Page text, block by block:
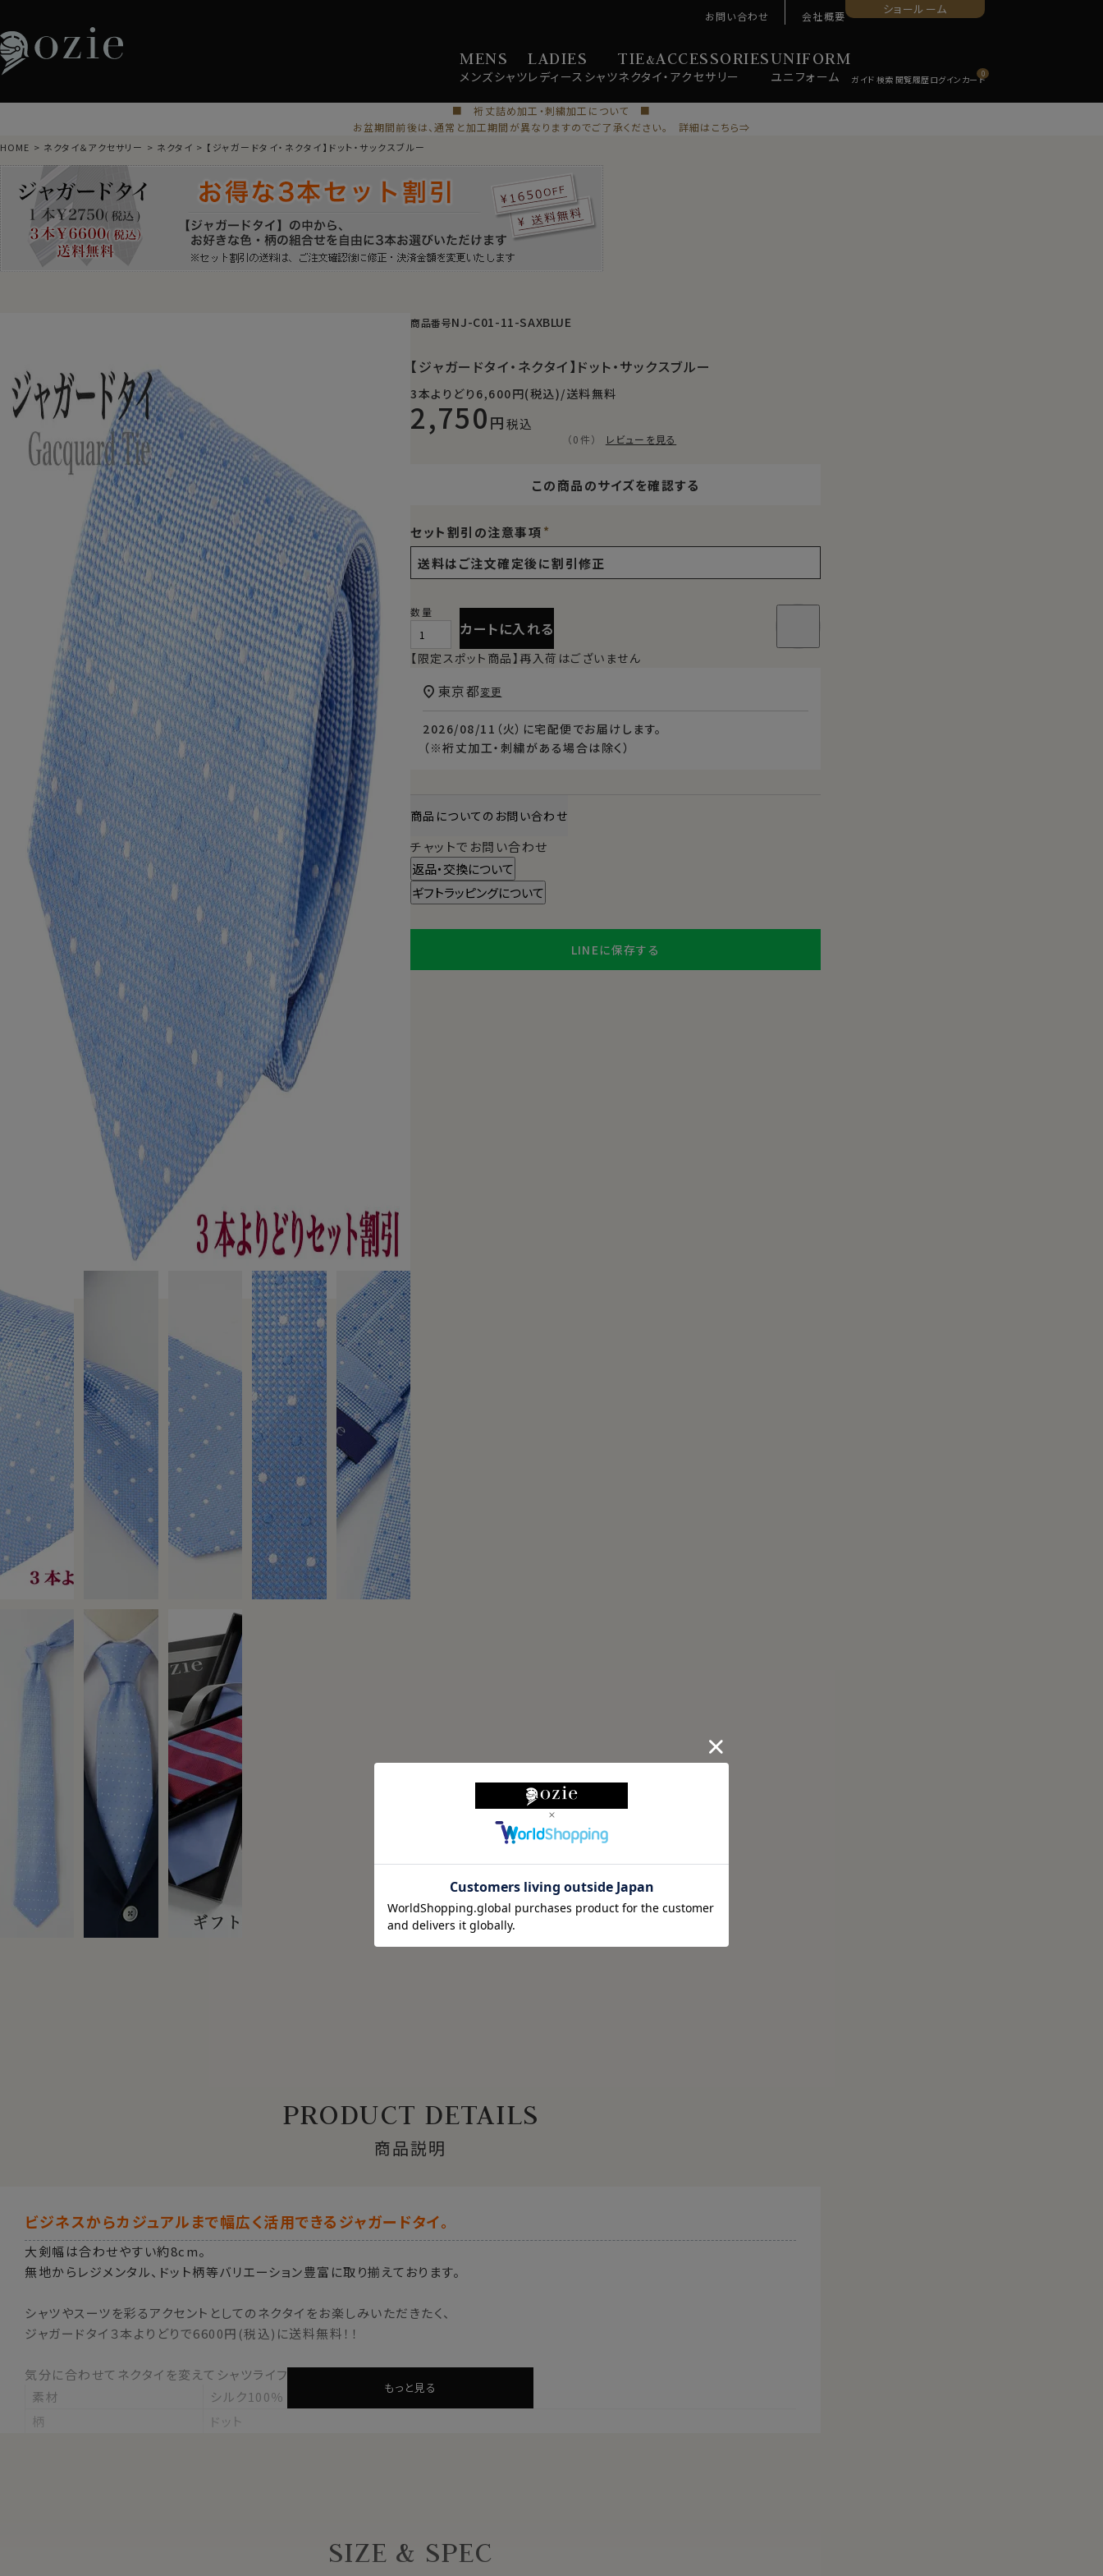
MENS
メンズシャツ
LADIES
レディース シャツ
TIE&ACCESSORIES
ネクタイ・ アクセサリー
UNIFORM
ユニ フォーム
お問い合わせ 会社概要 ショールーム
0
■ 裄丈詰め加工・刺繍加工について ■
お盆期間前後は、通常と加工期間が異なりますのでご了承ください。 詳細はこちら⇒
HOME ネクタイ＆アクセサリー ネクタイ 【ジャガードタイ・ネクタイ】ドット・サックスブルー
商品番号NJ-C01-11-SAXBLUE
【ジャガードタイ・ネクタイ】ドット・サックスブルー
3本よりどり6,600円(税込)/送料無料
2,750 税込
（0件） レビューを見る
この商品のサイズを確認する
セット割引の注意事項
カートに入れる
【限定スポット商品】再入荷はございません
2026/08/11（火） に宅配便 でお届けします。
（※裄丈加工・刺繍がある場合は除く）
東京都変更
商品についてのお問い合わせ
チャットでお問い合わせ
返品・交換について
ギフトラッピングについて
LINEに保存する
PRODUCT DETAILS
商品説明
ビジネスからカジュアルまで幅広く活用できるジャガードタイ。
大剣幅は合わせやすい約8cm。
無地からレジメンタル、ドット柄等バリエーション豊富に取り揃えております。
シャツやスーツを彩るアクセントとしてのネクタイをお楽しみいただきたく、
ジャガードタイ３本よりどりで6600円(税込)に送料無料！！
気分に合わせてネクタイを変えてシャツライフをお楽しみください。
素材
シルク100％
柄
ドット
もっと見る
SIZE & SPEC